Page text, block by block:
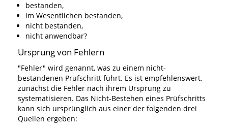
bestanden,
im Wesentlichen bestanden,
nicht bestanden,
nicht anwendbar?
Ursprung von Fehlern
"Fehler" wird genannt, was zu einem nicht-
bestandenen Prüfschritt führt. Es ist empfehlenswert,
zunächst die Fehler nach ihrem Ursprung zu
systematisieren. Das Nicht-Bestehen eines Prüfschritts
kann sich ursprünglich aus einer der folgenden drei
Quellen ergeben: